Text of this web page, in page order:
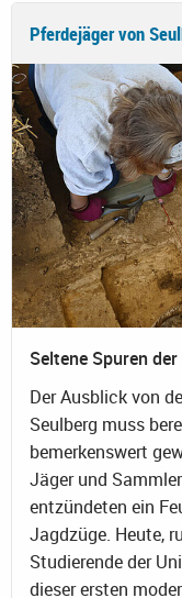
Pferdejäger von
Seltene Spuren
Der Ausblick von
Seulberg muss
bemerkenswert
Jäger und
entzündeten ein
Jagdzüge. Heute,
Studierende der
dieser ersten